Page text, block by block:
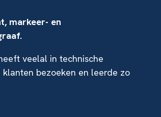
markeer- en
veelal in technische
bezoeken en leerde zo